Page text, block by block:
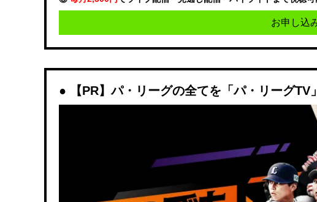
お申し込
【PR】パ・リーグの全てを「パ・リーグTV